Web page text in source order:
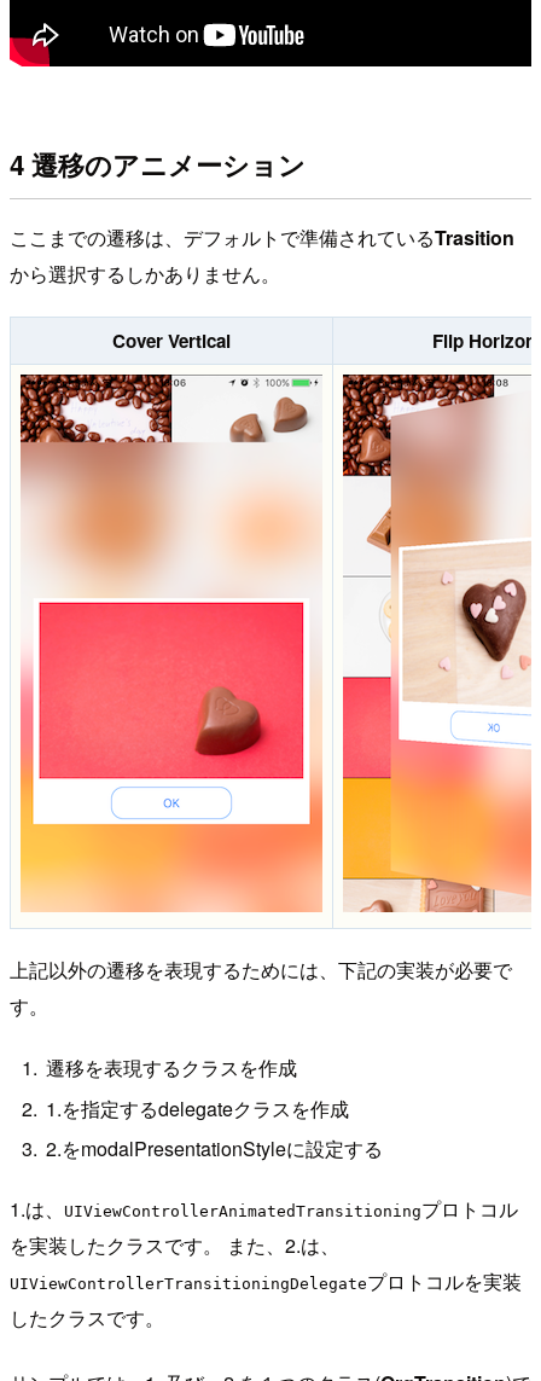
4 遷移のアニメーション
ここまでの遷移は、デフォルトで準備されているTrasition
から選択するしかありません。
Cover Vertical Flip
上記以外の遷移を表現するためには、下記の実装が必要で
す。
遷移を表現するクラスを作成
1.を指定するdelegateクラスを作成
2.をmodalPresentationStyleに設定する
1.は、 UIViewControllerAnimatedTransitioningプロトコル
を実装したクラスです。 また、2.は、
UIViewControllerTransitioningDelegateプロトコルを実装
したクラスです。